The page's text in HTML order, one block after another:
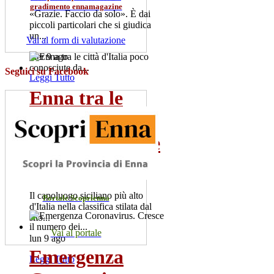
«Grazie. Faccio da solo». È dai
piccoli particolari che si giudica
un...
mer 9 ago
Leggi Tutto
Enna tra le
città d'Italia
poco conosciute
da...
Il capoluogo siciliano più alto
d'Italia nella classifica stilata dal
sito...
lun 9 ago
Leggi Tutto
Emergenza
gradimento ennamagazine
Vai al form di valutazione
Seguici su Facebook
Portale Scoprienna
Vai al portale